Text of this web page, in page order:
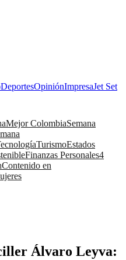
DeportesOpiniónImpresaJet Set
Mejor ColombiaSemana
TurismoEstados
Finanzas Personales4
Contenido en
Álvaro Leyva: